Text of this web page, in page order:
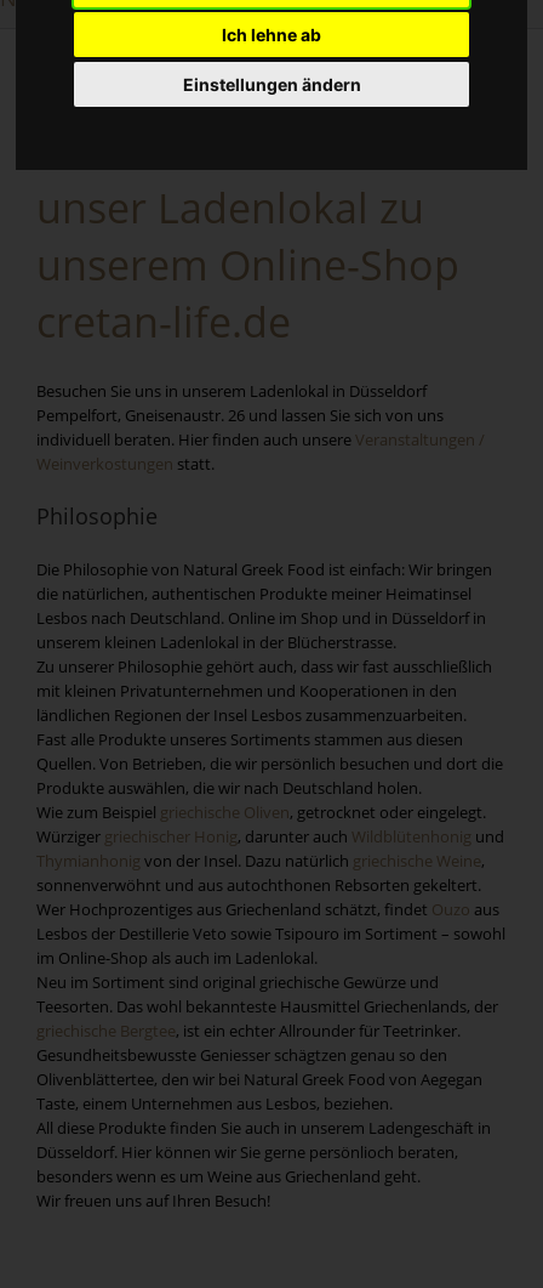
Ich lehne ab
Einstellungen ändern
unser Ladenlokal zu
unserem Online-Shop
cretan-life.de
Besuchen Sie uns in unserem Ladenlokal in Düsseldorf
Pempelfort, Gneisenaustr. 26 und lassen Sie sich von uns
individuell beraten. Hier finden auch unsereVeranstaltungen /
Weinverkostungen statt.
Philosophie
Die Philosophie von Natural Greek Food ist einfach: Wir bringen
die natürlichen, authentischen Produkte meiner Heimatinsel
Lesbos nach Deutschland. Online im Shop und in Düsseldorf in
unserem kleinen Ladenlokal in der Blücherstrasse.
Zu unserer Philosophie gehört auch, dass wir fast ausschließlich
mit kleinen Privatunternehmen und Kooperationen in den
ländlichen Regionen der Insel Lesbos zusammenzuarbeiten.
Fast alle Produkte unseres Sortiments stammen aus diesen
Quellen. Von Betrieben, die wir persönlich besuchen und dort die
Produkte auswählen, die wir nach Deutschland holen.
Wie zum Beispiel griechische Oliven, getrocknet oder eingelegt.
Würziger griechischer Honig, darunter auch Wildblütenhonig und
Thymianhonig von der Insel. Dazu natürlich griechische Weine,
sonnenverwöhnt und aus autochthonen Rebsorten gekeltert.
Wer Hochprozentiges aus Griechenland schätzt, findet Ouzo aus
Lesbos der Destillerie Veto sowie Tsipouro im Sortiment – sowohl
im Online-Shop als auch im Ladenlokal.
Neu im Sortiment sind original griechische Gewürze und
Teesorten. Das wohl bekannteste Hausmittel Griechenlands, der
griechische Bergtee, ist ein echter Allrounder für Teetrinker.
Gesundheitsbewusste Geniesser schägtzen genau so den
Olivenblättertee, den wir bei Natural Greek Food von Aegegan
Taste, einem Unternehmen aus Lesbos, beziehen.
All diese Produkte finden Sie auch in unserem Ladengeschäft in
Düsseldorf. Hier können wir Sie gerne persönlioch beraten,
besonders wenn es um Weine aus Griechenland geht.
Wir freuen uns auf Ihren Besuch!